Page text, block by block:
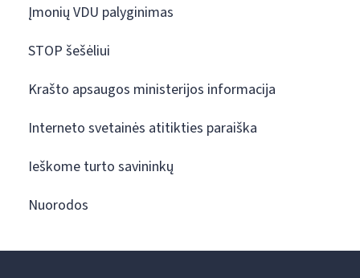
Įmonių VDU palyginimas
STOP šešėliui
Krašto apsaugos ministerijos informacija
Interneto svetainės atitikties paraiška
Ieškome turto savininkų
Nuorodos